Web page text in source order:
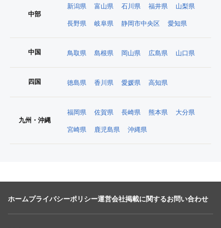
中部
新潟県 富山県 石川県 福井県 山梨県
長野県 岐阜県 静岡市中央区 愛知県
中国 鳥取県 島根県 岡山県 広島県 山口県
四国 徳島県 香川県 愛媛県 高知県
九州・沖縄
福岡県 佐賀県 長崎県 熊本県 大分県
宮崎県 鹿児島県 沖縄県
ホームプライバシーポリシー運営会社掲載に関するお問い合わせ